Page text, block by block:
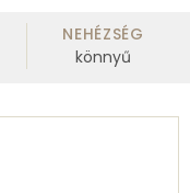
NEHÉZSÉG
könnyű